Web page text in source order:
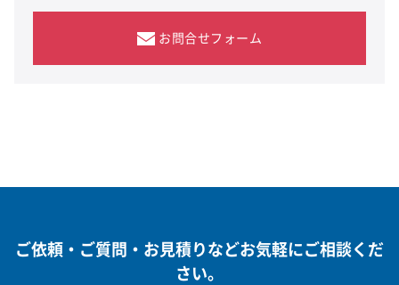
お問合せフォーム
ご依頼・ご質問・お見積りなどお気軽にご相談くだ
さい。